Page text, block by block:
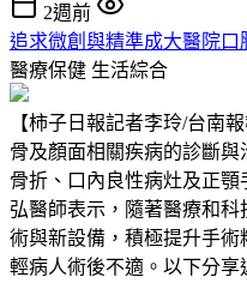
2週前
追求微創與精準成大醫院
醫療保健 生活綜合
【柿子日報記者李玲/台南
骨及顏面相關疾病的診斷
骨折、口內良性病灶及正
弘醫師表示，隨著醫療和
術與新設備，積極提升手
輕病人術後不適。以下分